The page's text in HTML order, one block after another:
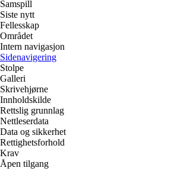
Samspill
Siste nytt
Fellesskap
Området
Intern navigasjon
Sidenavigering
Stolpe
Galleri
Skrivehjørne
Innholdskilde
Rettslig grunnlag
Nettleserdata
Data og sikkerhet
Rettighetsforhold
Krav
Åpen tilgang